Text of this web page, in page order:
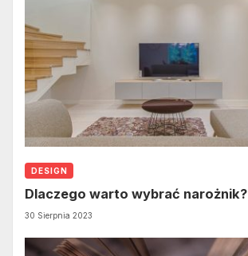
DESIGN
Dlaczego warto wybrać narożnik?
30 Sierpnia 2023